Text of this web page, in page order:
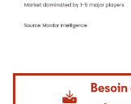
Image © Mordor